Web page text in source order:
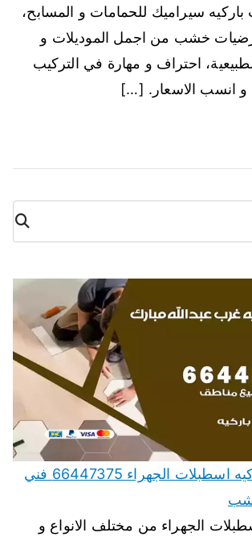
سيراميك للحمامات و المسابح،
خشب من اجمل الموديلات و
احتراف و مهارة في التركيب
انسب الاسعار. […]
البح
ث
معلم تركيب باركيه اسطبلات الجهراء 66447375 فني
الجهراء من مختلف الانواع و